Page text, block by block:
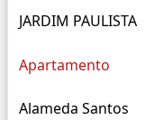
JARDIM PAULISTA
Apartamento
Alameda Santos